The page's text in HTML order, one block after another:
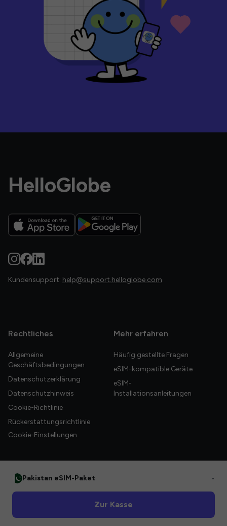
HelloGlobe
Kundensupport: help@support.helloglobe.com
Rechtliches
Allgemeine
Geschäftsbedingungen
Datenschutzerklärung
Datenschutzhinweis
Cookie-Richtlinie
Rückerstattungsrichtlinie
Cookie-Einstellungen
Mehr erfahren
Häufig gestellte Fragen
eSIM-kompatible Geräte
eSIM-
Installationsanleitungen
Pakistan eSIM-Paket •
Zur Kasse